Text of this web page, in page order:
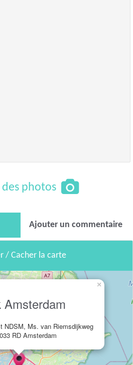
photos
Ajouter un commentaire
/ Cacher la carte
Amsterdam
NDSM, Ms. van Riemsdijkweg
RD Amsterdam
×